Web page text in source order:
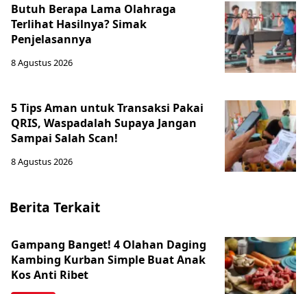
Butuh Berapa Lama Olahraga
Terlihat Hasilnya? Simak
Penjelasannya
8 Agustus 2026
5 Tips Aman untuk Transaksi Pakai
QRIS, Waspadalah Supaya Jangan
Sampai Salah Scan!
8 Agustus 2026
Berita Terkait
Gampang Banget! 4 Olahan Daging
Kambing Kurban Simple Buat Anak
Kos Anti Ribet